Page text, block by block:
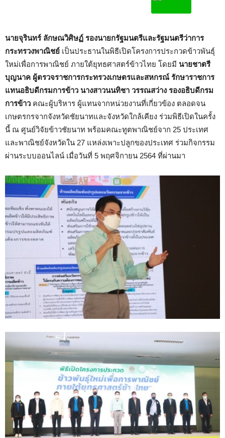
นายจุรินทร์ ลักษณวิศิษฏ์ รองนายกรัฐมนตรีและรัฐมนตรีว่าการ
กระทรวงพาณิชย์ เป็นประธานในพิธีเปิดโครงการประกวดข้าวพันธุ์
ใหม่เพื่อการพาณิชย์ ภายใต้ยุทธศาสตร์ข้าวไทย โดยมี นายชาตรี
บุญนาค ผู้ตรวจราชการกระทรวงเกษตรและสหกรณ์ รักษาราชการ
แทนอธิบดีกรมการข้าว นางสาวนนทิชา วรรณสว่าง รองอธิบดีกรม
การข้าว คณะผู้บริหาร ผู้แทนจากหน่วยงานที่เกี่ยวข้อง ตลอดจน
เกษตรกรจากจังหวัดชัยนาทและจังหวัดใกล้เคียง ร่วมพิธีเปิดในครั้ง
นี้ ณ ศูนย์วิจัยข้าวชัยนาท พร้อมคณะทูตพาณิชย์จาก 25 ประเทศ
และพาณิชย์จังหวัดใน 27 แหล่งเพาะปลูกของประเทศ ร่วมกิจกรรม
ผ่านระบบออนไลน์ เมื่อวันที่ 5 พฤศจิกายน 2564 ที่ผ่านมา